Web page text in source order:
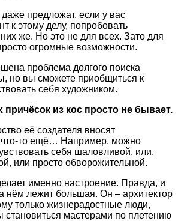
предложат, если у вас
к этому делу, попробовать
них же. Но это не для всех. Зато для
огромные возможности.
проблема долгого поиска
но вы сможете приобщиться к
себя художником.
из кос просто не бывает.
её создателя вносят
что-то ещё… Например, можно
себя шаловливой, или,
или просто обворожительной.
именно настроение. Правда, и
нём лежит большая. Он – архитектор
только жизнерадостные люди,
мастерами по плетению